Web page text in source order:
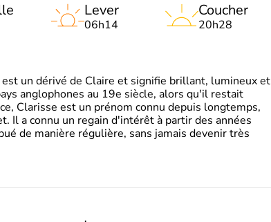
Lever
06h14
Coucher
20h28
est un dérivé de Claire et signifie brillant, lumineux et
anglophones au 19e siècle, alors qu'il restait
Clarisse est un prénom connu depuis longtemps,
Il a connu un regain d'intérêt à partir des années
de manière régulière, sans jamais devenir très